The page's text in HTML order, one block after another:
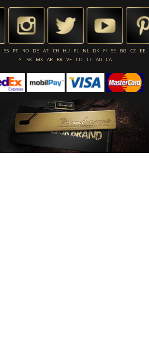
ES PT RO DE AT CH HU PL NL DK FI SE BG CZ
EE
SI
SK MX AR BR VE CO CL AU CA